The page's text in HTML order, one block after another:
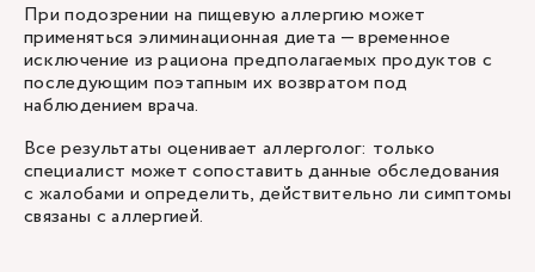
При подозрении на пищевую аллергию может
применяться элиминационная диета — временное
исключение из рациона предполагаемых продуктов с
последующим поэтапным их возвратом под
наблюдением врача.
Все результаты оценивает аллерголог: только
специалист может сопоставить данные обследования
с жалобами и определить, действительно ли симптомы
связаны с аллергией.